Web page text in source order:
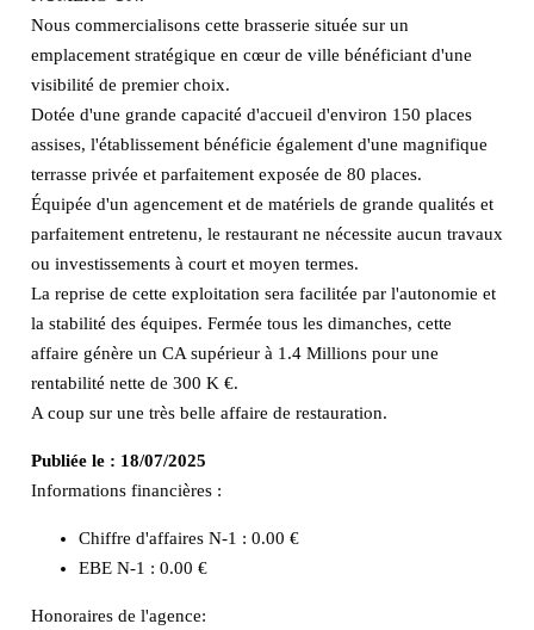
Nous commercialisons cette brasserie située sur un
emplacement stratégique en cœur de ville bénéficiant d'une
visibilité de premier choix.
Dotée d'une grande capacité d'accueil d'environ 150 places
assises, l'établissement bénéficie également d'une magnifique
terrasse privée et parfaitement exposée de 80 places.
Équipée d'un agencement et de matériels de grande qualités et
parfaitement entretenu, le restaurant ne nécessite aucun travaux
ou investissements à court et moyen termes.
La reprise de cette exploitation sera facilitée par l'autonomie et
la stabilité des équipes. Fermée tous les dimanches, cette
affaire génère un CA supérieur à 1.4 Millions pour une
rentabilité nette de 300 K €.
A coup sur une très belle affaire de restauration.
Publiée le : 18/07/2025
Informations financières :
Chiffre d'affaires N-1 : 0.00 €
EBE N-1 : 0.00 €
Honoraires de l'agence: